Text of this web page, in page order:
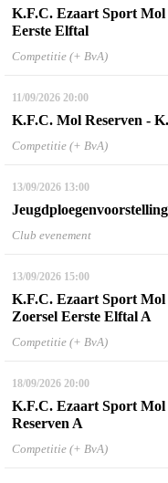
K.F.C. Ezaart Sport
Eerste Elftal
Competitie (+ BvA)
11/09/2026 20:00
K.F.C. Mol Reserven -
Competitie (+ BvA)
13/09/2026 13:00
Jeugdploegenvoorstelling
Club evenement
13/09/2026 15:00
K.F.C. Ezaart Sport
Zoersel Eerste Elftal A
Competitie (+ BvA)
18/09/2026 20:00
K.F.C. Ezaart Sport Mol
Reserven A
Competitie (+ BvA)